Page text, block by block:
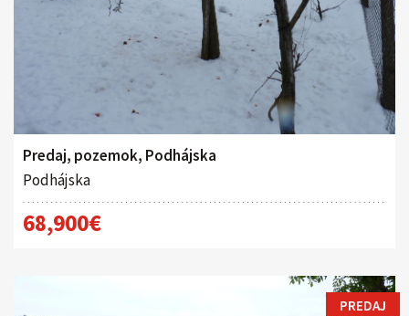
Predaj, pozemok, Podhájska
Podhájska
68,900€
PREDAJ